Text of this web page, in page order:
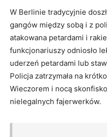
W Berlinie tradycyjnie
gangów między sobą i z
atakowana petardami i
funkcjonariuszy odniosło
uderzeń petardami lub
Policja zatrzymała na
Wieczorem i nocą
nielegalnych fajerwerków.